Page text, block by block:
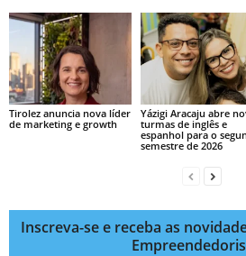
Tirolez anuncia nova líder
de marketing e growth
Yázigi Aracaju abre
turmas de inglês e
espanhol para o
semestre de 2026
Inscreva-se e receba as